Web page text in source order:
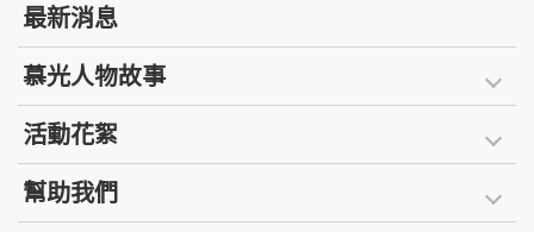
最新消息
慕光人物故事
活動花絮
幫助我們